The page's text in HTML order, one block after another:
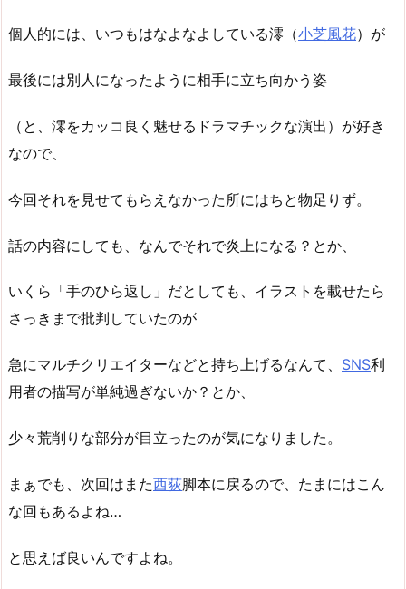
個人的には、いつもはなよなよしている澪（小芝風花）が
最後には別人になったように相手に立ち向かう姿
（と、澪をカッコ良く魅せるドラマチックな演出）が好き
なので、
今回それを見せてもらえなかった所にはちと物足りず。
話の内容にしても、なんでそれで炎上になる？とか、
いくら「手のひら返し」だとしても、イラストを載せたら
さっきまで批判していたのが
急にマルチクリエイターなどと持ち上げるなんて、 SNS利
用者の描写が単純過ぎないか？とか、
少々荒削りな部分が目立ったのが気になりました。
まぁでも、次回はまた西荻脚本に戻るので、たまにはこん
な回もあるよね…
と思えば良いんですよね。